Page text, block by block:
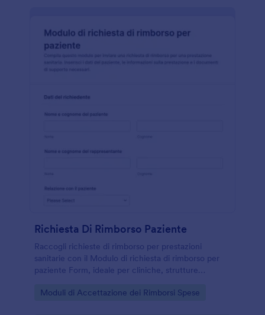
Richiesta Di Rimborso Paziente
Raccogli richieste di rimborso per prestazioni
sanitarie con il Modulo di richiesta di rimborso per
paziente Form, ideale per cliniche, strutture
velocizzare la gestione delle pratiche.
Go to Category:
Moduli di Accettazione dei Rimborsi Spese